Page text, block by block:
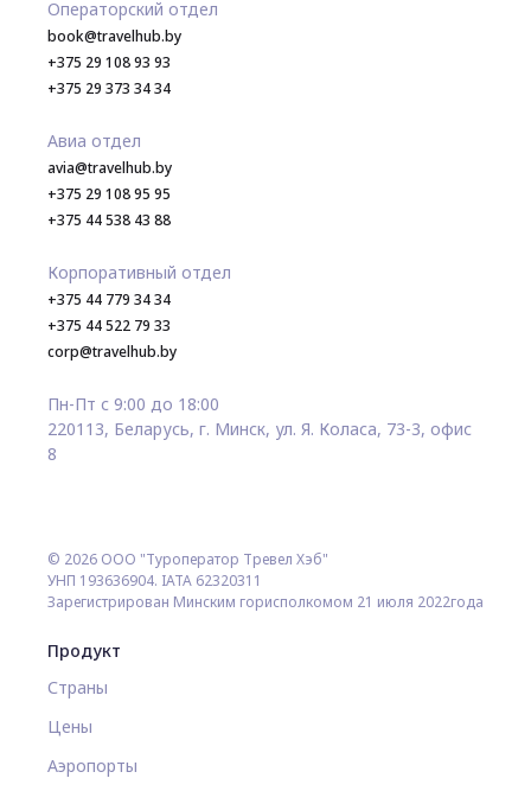
Операторский отдел
book@travelhub.by
+375 29 108 93 93
+375 29 373 34 34
Авиа отдел
avia@travelhub.by
+375 29 108 95 95
+375 44 538 43 88
Корпоративный отдел
+375 44 779 34 34
+375 44 522 79 33
corp@travelhub.by
Пн-Пт с 9:00 до 18:00
220113, Беларусь, г. Минск, ул. Я. Коласа, 73-3, офис
8
© 2026 ООО "Туроператор Тревел Хэб"
УНП 193636904. IATA 62320311
Зарегистрирован Минским горисполкомом 21 июля 2022года
Продукт
Страны
Цены
Аэропорты